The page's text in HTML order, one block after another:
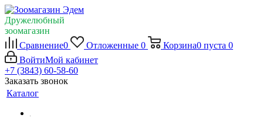
Дружелюбный
зоомагазин
Сравнение0 Отложенные 0 Корзина0 пуста 0
ВойтиМой кабинет
+7 (3843) 60-58-60
Заказать звонок
Каталог